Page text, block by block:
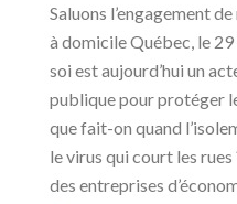
Saluons l’engagement
à domicile Québec, le
soi est aujourd’hui un
publique pour protéger
que fait-on quand
le virus qui court les
des entreprises